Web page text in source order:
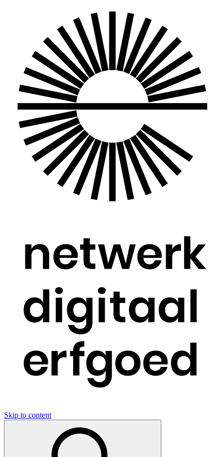
Skip to content